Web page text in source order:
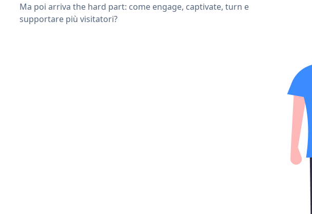
Ma poi arriva the hard part: come engage, captivate, turn e
supportare più visitatori?